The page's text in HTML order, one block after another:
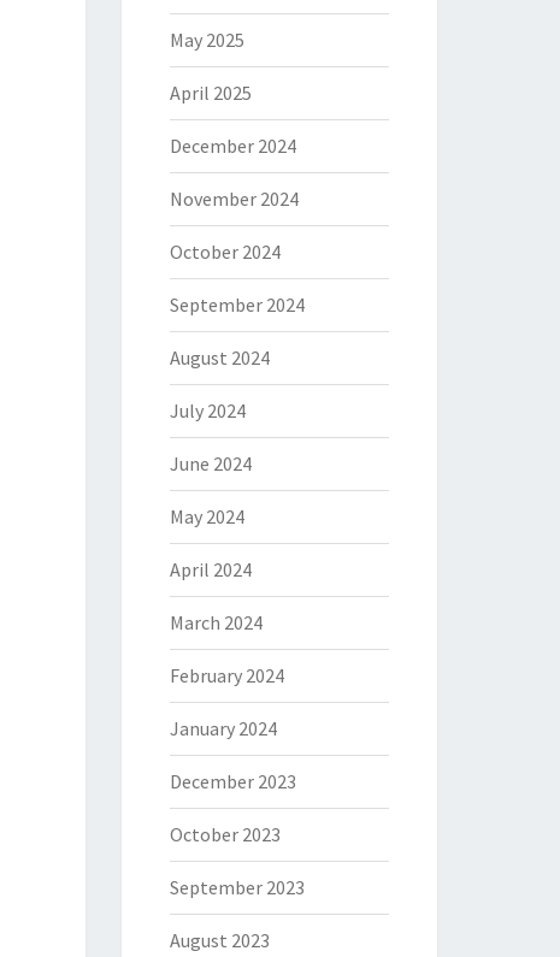
May 2025
April 2025
December 2024
November 2024
October 2024
September 2024
August 2024
July 2024
June 2024
May 2024
April 2024
March 2024
February 2024
January 2024
December 2023
October 2023
September 2023
August 2023